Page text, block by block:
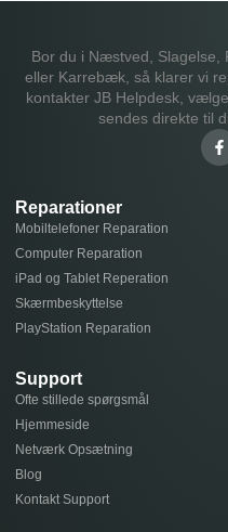
Bor du i Næstved, Slagelse,
eller Karrebæk, så klarer vi
kontakter JB Helpdesk,
sendes direkte til
Reparationer
Mobiltelefoner Reparation
Computer Reparation
iPad og Tablet Reperation
Skærmbeskyttelse
PlayStation Reparation
Support
Ofte stillede spørgsmål
Hjemmeside
Netværk Opsætning
Blog
Kontakt Support